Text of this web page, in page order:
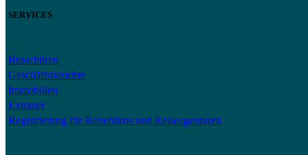
SERVICES
Broschüren
Geschäftsberichte
Immobilien
Extranet
Registrierung für Reisebüros und Reiseagenturen